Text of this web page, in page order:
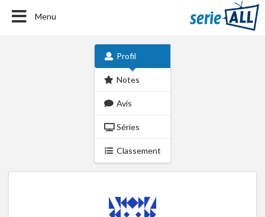
Menu
Profil
Notes
Avis
Séries
Classement